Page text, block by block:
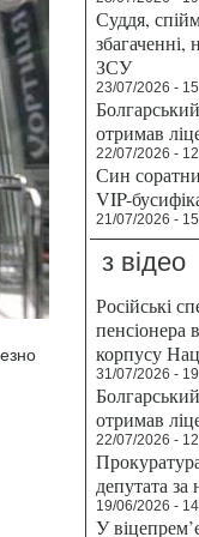
Суддя,
ЗСУ
23/07/2026 -
отримав
22/07/2026 -
Син
VIP-
21/07/2026 -
з відео
Російські
пенсіонера
корпусу
31/07/2026 -
отримав
22/07/2026 -
депутата
19/06/2026 -
У